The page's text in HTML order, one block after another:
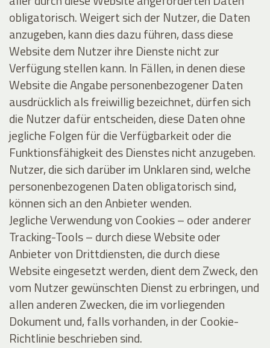
obligatorisch. Weigert sich der Nutzer, die Daten
anzugeben, kann dies dazu führen, dass diese
Website dem Nutzer ihre Dienste nicht zur
Verfügung stellen kann. In Fällen, in denen diese
Website die Angabe personenbezogener Daten
ausdrücklich als freiwillig bezeichnet, dürfen sich
die Nutzer dafür entscheiden, diese Daten ohne
jegliche Folgen für die Verfügbarkeit oder die
Funktionsfähigkeit des Dienstes nicht anzugeben.
Nutzer, die sich darüber im Unklaren sind, welche
personenbezogenen Daten obligatorisch sind,
können sich an den Anbieter wenden.
Jegliche Verwendung von Cookies – oder anderer
Tracking-Tools – durch diese Website oder
Anbieter von Drittdiensten, die durch diese
Website eingesetzt werden, dient dem Zweck, den
vom Nutzer gewünschten Dienst zu erbringen, und
allen anderen Zwecken, die im vorliegenden
Dokument und, falls vorhanden, in der Cookie-
Richtlinie beschrieben sind.